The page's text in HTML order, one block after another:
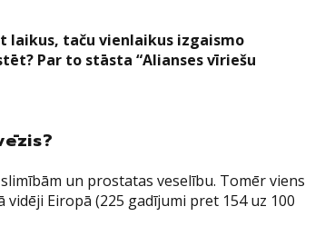
laikus, taču vienlaikus izgaismo
Par to stāsta “Alianses vīriešu
un prostatas veselību. Tomēr viens
Eiropā (225 gadījumi pret 154 uz 100